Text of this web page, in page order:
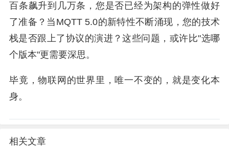
百条飙升到几万条，您是否已经为架构的弹性做好
了准备？当MQTT 5.0的新特性不断涌现，您的技术
栈是否跟上了协议的演进？这些问题，或许比"选哪
个版本"更需要深思。
毕竟，物联网的世界里，唯一不变的，就是变化本
身。
相关文章